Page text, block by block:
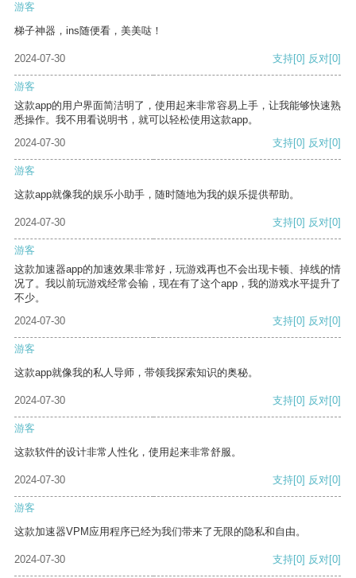
游客
梯子神器，ins随便看，美美哒！
2024-07-30 支持[0] 反对[0]
游客
这款app的用户界面简洁明了，使用起来非常容易上手，让我能够快速熟
悉操作。我不用看说明书，就可以轻松使用这款app。
2024-07-30
支持[0] 反对[0]
游客
这款app就像我的娱乐小助手，随时随地为我的娱乐提供帮助。
2024-07-30 支持[0] 反对[0]
游客
这款加速器app的加速效果非常好，玩游戏再也不会出现卡顿、掉线的情
况了。我以前玩游戏经常会输，现在有了这个app，我的游戏水平提升了
不少。
2024-07-30
支持[0] 反对[0]
游客
这款app就像我的私人导师，带领我探索知识的奥秘。
2024-07-30 支持[0] 反对[0]
游客
这款软件的设计非常人性化，使用起来非常舒服。
2024-07-30 支持[0] 反对[0]
游客
这款加速器VPM应用程序已经为我们带来了无限的隐私和自由。
2024-07-30 支持[0] 反对[0]